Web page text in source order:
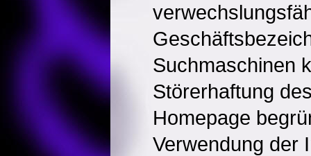
Suchmaschinen
Störerhaftung
Homepage
Verwendung der